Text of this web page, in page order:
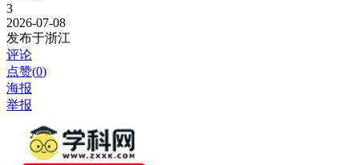
3
2026-07-08
发布于浙江
评论
点赞(0)
海报
举报